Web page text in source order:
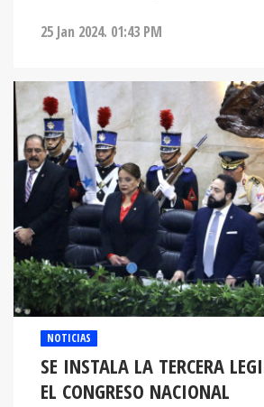
25 Jan 2024. 01:43 PM
NOTICIAS
SE INSTALA LA TERCERA
EL CONGRESO NACIONAL